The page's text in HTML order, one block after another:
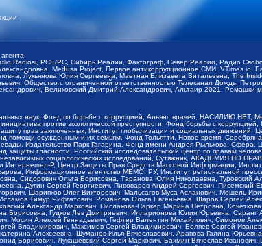
Radiosi, PCE/PC, Сибирь.Реалии, Фактограф, Север.Реалии, Радио
Medusa Project, Первое антикоррупционное СМИ,
Лукьянова Юлия Сергеевна, Маетная Елизавета Витальевна, The
Общество с ограниченной ответственностью Телеканал Дождь,
Великовский Дмитрий Александрович, Альтаир 2021, Ромашки
наук, Фонд по борьбе с коррупцией, Альянс врачей,
против экологической преступности, Фонд борьбы с
прав заключенных, Институт глобализации и социальных
осужденным и их семьям, Фонд Тольятти, Новое время,
Издательство Парк Гагарина, Фонд имени Андрея Рылькова,
гласности, Российский исследовательский центр по правам
социологических исследований, Сутяжник, АКАДЕМИЯ ПО
Интернешнл-Р, Центр Защиты Прав Средств Массовой Информации,
Информационное агентство МЕМО. РУ, Институт региональной
Сидорович Ольга Борисовна, Таранова Юлия Николаевна, Туровский
Дугин Сергей Георгиевич, Пивоваров Андрей Сергеевич, Писемский
Шарипков Олег Викторович, Мальсагов Муса Асланович, Мошель
Тимур Рифгатович, Романова Ольга Евгеньевна, Щаров Сергей
Александр Маркович, Пислакова-Паркер Марина Петровна,
Борисовна, Гудков Лев Дмитриевич, Илларионова Юлия Юрьевна,
Алексей Геннадьевич, Гефтер Валентин Михайлович, Симонов
Владимирович, Максимов Сергей Владимирович, Беляев Сергей
Алексеевна, Шуманов Илья Вячеславович, Арапова Галина
Борисович, Лукашевский Сергей Маркович, Бахмин Вячеслав